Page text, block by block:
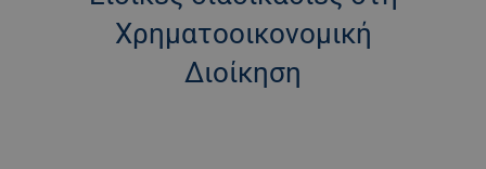
Χρηματοοικονομική
Διοίκηση